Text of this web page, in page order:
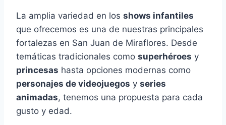
La amplia variedad en los shows infantiles
que ofrecemos es una de nuestras principales
fortalezas en San Juan de Miraflores. Desde
temáticas tradicionales como superhéroes y
princesas hasta opciones modernas como
personajes de videojuegos y series
animadas, tenemos una propuesta para cada
gusto y edad.